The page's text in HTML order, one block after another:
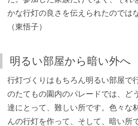
かな行灯の良さを伝えられたのでは
（東悟子）
明るい部屋から暗い外へ
行灯づくりはもちろん明るい部屋で
のたてもの園内のパレードでは、ど
達にとって、難しい所です。色々な
んの行灯を作って、そして、暗い所